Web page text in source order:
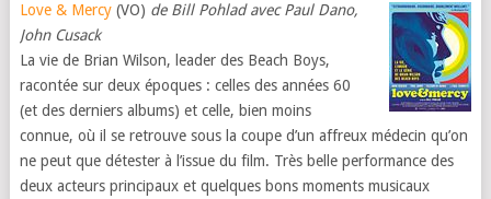
Love & Mercy(VO) de Bill Pohlad avec Paul Dano,
John Cusack
La vie de Brian Wilson, leader des Beach Boys,
racontée sur deux époques : celles des années 60
(et des derniers albums) et celle, bien moins
connue, où il se retrouve sous la coupe d’un affreux médecin qu’on
ne peut que détester à l’issue du film. Très belle performance des
deux acteurs principaux et quelques bons moments musicaux